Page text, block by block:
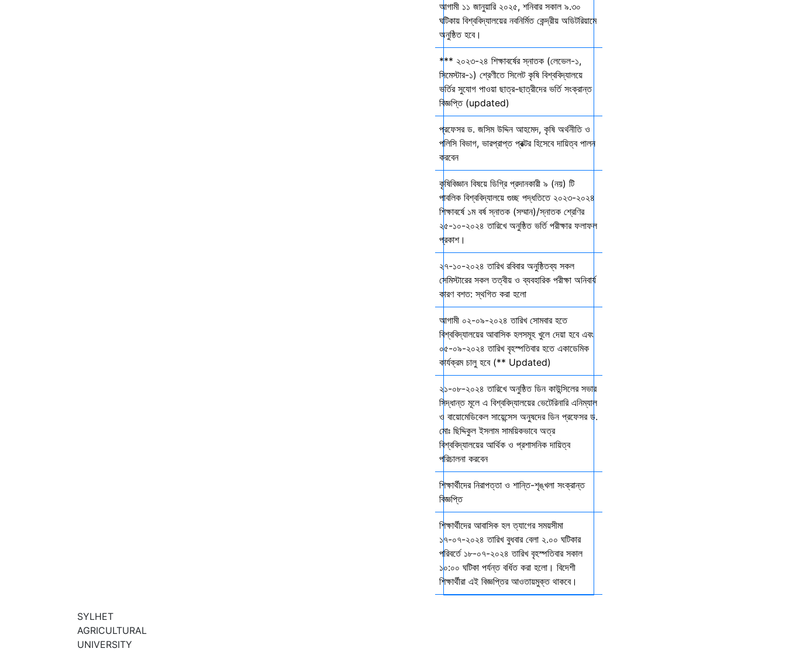
আগামী ১১ জানুয়ারি ২০২৫, শনিবার সকাল ৯.৩০
ঘটিকায় বিশ্ববিদ্যালয়ের নবনির্মিত কেন্দ্রীয় অডিটরিয়ামে
অনুষ্ঠিত হবে।
*** ২০২৩-২৪ শিক্ষাবর্ষের স্নাতক (লেভেল-১,
সিমেস্টার-১) শ্রেণীতে সিলেট কৃষি বিশ্ববিদ্যালয়ে
ভর্তির সুযোগ পাওয়া ছাত্র-ছাত্রীদের ভর্তি সংক্রান্ত
বিজ্ঞপ্তি (updated)
প্রফেসর ড. জসিম উদ্দিন আহমেদ, কৃষি অর্থনীতি ও
পলিসি বিভাগ, ভারপ্রাপ্ত প্রক্টর হিসেবে দায়িত্ব পালন
করবেন
কৃষিবিজ্ঞান বিষয়ে ডিগ্রি প্রদানকারী ৯ (নয়) টি
পাবলিক বিশ্ববিদ্যালয়ে গুচ্ছ পদ্ধতিতে ২০২৩-২০২৪
শিক্ষাবর্ষে ১ম বর্ষ স্নাতক (সম্মান)/স্নাতক শ্রেণির
২৫-১০-২০২৪ তারিখে অনুষ্ঠিত ভর্তি পরীক্ষার ফলাফল
প্রকাশ।
২৭-১০-২০২৪ তারিখ রবিবার অনুষ্ঠিতব্য সকল
সেমিস্টারের সকল তত্বীয় ও ব্যবহারিক পরীক্ষা অনিবার্য
কারণ বশত: স্থগিত করা হলো
আগামী ০২-০৯-২০২৪ তারিখ সোমবার হতে
বিশ্ববিদ্যালয়ের আবাসিক হলসমূহ খুলে দেয়া হবে এবং
০৫-০৯-২০২৪ তারিখ বৃহস্পতিবার হতে একাডেমিক
কার্যক্রম চালু হবে (** Updated)
২১-০৮-২০২৪ তারিখে অনুষ্ঠিত ডিন কাউন্সিলের সভার
সিদ্ধান্ত মূলে এ বিশ্ববিদ্যালয়ের ভেটেরিনারি এনিম্যাল
ও বায়োমেডিকেল সায়েন্সেস অনুষদের ডিন প্রফেসর ড.
মোঃ ছিদ্দিকুল ইসলাম সাময়িকভাবে অত্র
বিশ্ববিদ্যালয়ের আর্থিক ও প্রশাসনিক দায়িত্ব
পরিচালনা করবেন
শিক্ষার্থীদের নিরাপত্তা ও শান্তি-শৃঙ্খলা সংক্রান্ত
বিজ্ঞপ্তি
শিক্ষার্থীদের আবাসিক হল ত্যাগের সময়সীমা
১৭-০৭-২০২৪ তারিখ বুধবার বেলা ২.০০ ঘটিকার
পরিবর্তে ১৮-০৭-২০২৪ তারিখ বৃহস্পতিবার সকাল
১০:০০ ঘটিকা পর্যন্ত বর্ধিত করা হলো। বিদেশী
শিক্ষার্থীরা এই বিজ্ঞপ্তির আওতায়মুক্ত থাকবে।
SYLHET
AGRICULTURAL
UNIVERSITY